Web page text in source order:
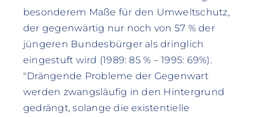
besonderem Maße für den Umweltschutz,
der gegenwärtig nur noch von 57 % der
jüngeren Bundesbürger als dringlich
eingestuft wird (1989: 85 % – 1995: 69%).
"Drängende Probleme der Gegenwart
werden zwangsläufig in den Hintergrund
gedrängt, solange die existentielle